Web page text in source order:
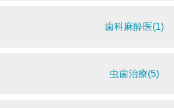
歯科麻酔医(1)
虫歯治療(5)